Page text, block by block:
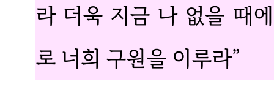
라 더욱 지금 나 없을 때
로 너희 구원을 이루라”